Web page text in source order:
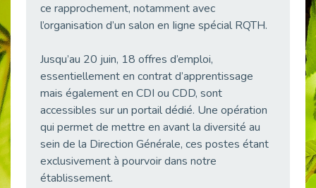
Publié le 04/05/2026
Publié le 04/05/2026
Publié le 01/05/2026
Témoignage : Le parcours de Marc, 44 ans
Publié le 30/04/2026
Publié le 29/04/2026
ce rapprochement, notamment avec
l’organisation d’un salon en Iigne spécial RQTH.
Jusqu’au 20 juin, 18 offres d’emploi,
essentiellement en contrat d’apprentissage
mais également en CDI ou CDD, sont
accessibles sur un portail dédié. Une opération
qui permet de mettre en avant la diversité au
sein de la Direction Générale, ces postes étant
exclusivement à pourvoir dans notre
établissement.